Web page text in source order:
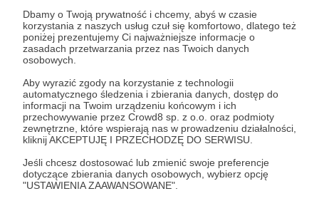
Dbamy o Twoją prywatność i chcemy, abyś w czasie
korzystania z naszych usług czuł się komfortowo, dlatego też
poniżej prezentujemy Ci najważniejsze informacje o
zasadach przetwarzania przez nas Twoich danych
osobowych.
Aby wyrazić zgody na korzystanie z technologii
automatycznego śledzenia i zbierania danych, dostęp do
informacji na Twoim urządzeniu końcowym i ich
przechowywanie przez Crowd8 sp. z o.o. oraz podmioty
zewnętrzne, które wspierają nas w prowadzeniu działalności,
kliknij AKCEPTUJĘ I PRZECHODZĘ DO SERWISU.
Jeśli chcesz dostosować lub zmienić swoje preferencje
dotyczące zbierania danych osobowych, wybierz opcję
"USTAWIENIA ZAAWANSOWANE".
Twoje wsparcie zasługuje na nagrodę!
W tym progu otrzymasz od nas materialne
potwierdzenie Twojej szczodrości. Chcemy
przekazać Ci upominek w formie gadżetów z
naszym logo na pamiątkę Twojego
zaangażowania.
* Patronom z tego progu przysługują nagrody z
niższych progów.